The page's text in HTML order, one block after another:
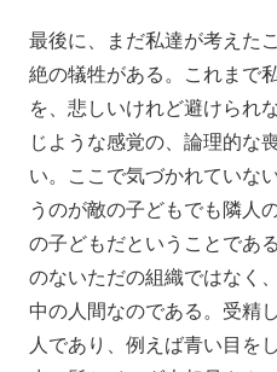
最後に、まだ私達が考えた
絶の犠牲がある。これまで
を、悲しいけれど避けられ
じような感覚の、論理的な
い。ここで気づかれていな
うのが敵の子どもでも隣人
の子どもだということであ
のないただの組織ではなく
中の人間なのである。受精
人であり、例えば青い目を